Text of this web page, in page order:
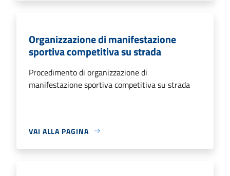
Organizzazione di manifestazione
sportiva competitiva su strada
Procedimento di organizzazione di
manifestazione sportiva competitiva su strada
VAI ALLA PAGINA